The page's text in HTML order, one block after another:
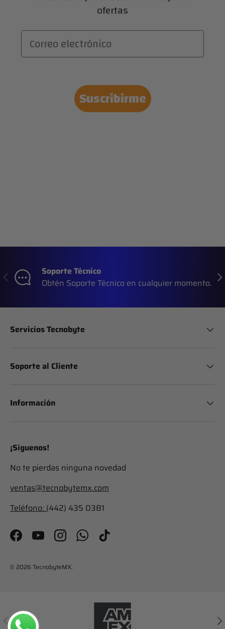
ofertas
Correo electrónico
Suscribirme
Anterior
Soporte Técnico
Obtén Soporte Técnico en cualquier momento.
Servicios Tecnobyte
Soporte al Cliente
Información
¡Síguenos!
No te pierdas ninguna novedad
ventas@tecnobytemx.com
Teléfono: (442) 435 0381
FacebookYouTubeInstagramWhatsApp
TikTok
© 2026 TecnobyteMX.
Anterior